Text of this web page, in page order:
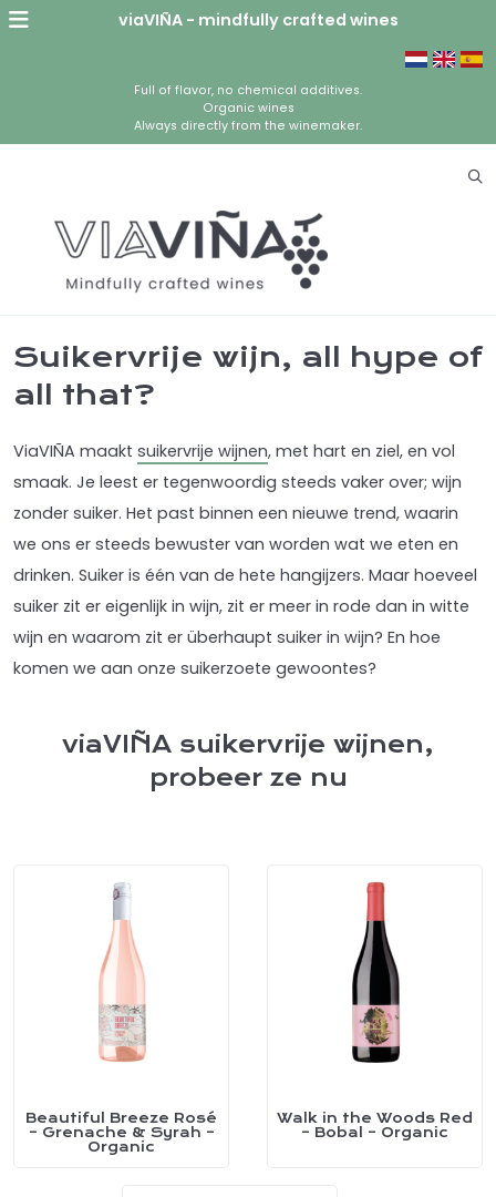
viaVIÑA - mindfully crafted wines
Full of flavor, no chemical additives.
Organic wines
Always directly from the winemaker.
Suikervrije wijn, all hype of
all that?
ViaVIÑA maakt suikervrije wijnen, met hart en ziel, en vol
smaak. Je leest er tegenwoordig steeds vaker over; wijn
zonder suiker. Het past binnen een nieuwe trend, waarin
we ons er steeds bewuster van worden wat we eten en
drinken. Suiker is één van de hete hangijzers. Maar hoeveel
suiker zit er eigenlijk in wijn, zit er meer in rode dan in witte
wijn en waarom zit er überhaupt suiker in wijn? En hoe
komen we aan onze suikerzoete gewoontes?
viaVIÑA suikervrije wijnen,
probeer ze nu
Beautiful Breeze Rosé
– Grenache & Syrah –
Organic
This
Walk in the Woods Red
– Bobal – Organic
This